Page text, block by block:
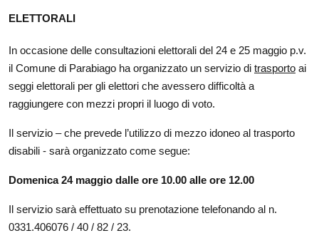
ELETTORALI
In occasione delle consultazioni elettorali del 24 e 25 maggio p.v.
il Comune di Parabiago ha organizzato un servizio di trasporto ai
seggi elettorali per gli elettori che avessero difficoltà a
raggiungere con mezzi propri il luogo di voto.
Il servizio – che prevede l’utilizzo di mezzo idoneo al trasporto
disabili - sarà organizzato come segue:
Domenica 24 maggio dalle ore 10.00 alle ore 12.00
Il servizio sarà effettuato su prenotazione telefonando al n.
0331.406076 / 40 / 82 / 23.